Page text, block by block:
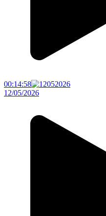
00:14:58
12/05/2026